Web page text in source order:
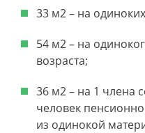
33 м2 – на
54 м2 – на
возраста;
36 м2 – на 1 члена
человек
из одинокой